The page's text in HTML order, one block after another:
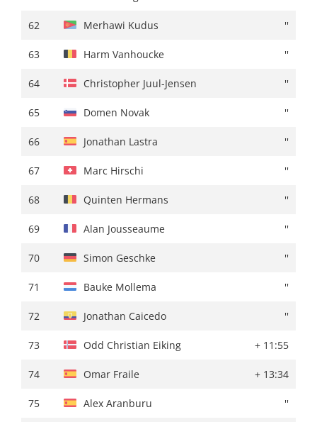
62 Merhawi Kudus ''
63 Harm Vanhoucke ''
64 Christopher Juul-Jensen ''
65 Domen Novak ''
66 Jonathan Lastra ''
67 Marc Hirschi ''
68 Quinten Hermans ''
69 Alan Jousseaume ''
70 Simon Geschke ''
71 Bauke Mollema ''
72 Jonathan Caicedo ''
73 Odd Christian Eiking + 11:55
74 Omar Fraile + 13:34
75 Alex Aranburu ''
62 Lilian Calmejane + 39:23
63 Remi Cavagna + 41:18
64 Unai Iribar + 41:26
65 Michel Ries + 41:53
66 Abel Balderstone + 42:05
67 Edoardo Zambanini + 43:28
68 Merhawi Kudus + 46:15
69 Valentin Paret-Peintre + 48:59
70 Martijn Tusveld + 49:42
71 Christopher Juul-Jensen + 52:09
72 Edward Dunbar + 52:48
73 Ethan Hayter + 54:29
74 Giovanni Carboni + 55:06
75 Florian Lipowitz + 57:27